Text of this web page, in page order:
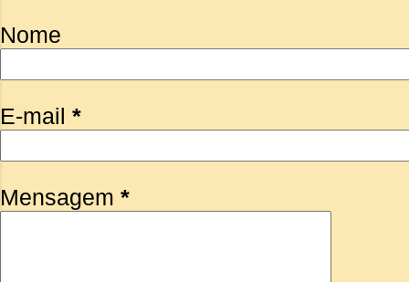
Nome
E-mail *
Mensagem *